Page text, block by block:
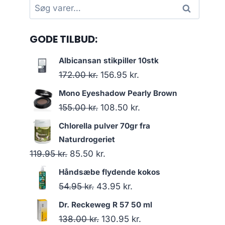
Søg
efter:
Søg
GODE TILBUD:
Albicansan stikpiller 10stk
172.00kr. Den
oprindelige
pris
172.00 kr..
156.95 kr.
aktuelle
Mono Eyeshadow Pearly Brown
155.00kr. Den
oprindelige
pris
var:
155.00 kr..
108.50 kr.
aktuelle
108.50 kr..
Chlorella pulver 70gr fra
Naturdrogeriet
119.95kr. Den
oprindelige
pris
119.95 kr..
85.50 kr.
aktuelle
pris
85.50 kr..
Håndsæbe flydende kokos
54.95kr. Den
oprindelige
pris
43.95 kr.
aktuelle
pris
Dr. Reckeweg R 57 50 ml
138.00kr. Den
130.95 kr.